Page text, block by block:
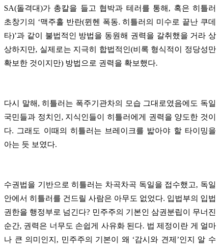
SA(돌격대)가 총칼을 들고 협박과 테러를 통해, 혹은 히틀러
초창기의 ‘맥주홀 반란(뮌헨 폭동. 히틀러의 미수로 끝난 쿠데
타)’과 같이 불법적인 방법을 동원해 권력을 갈취했을 거라 상
상하지만, 실제로는 지극히 합법적인(비록 형식적이 정당성만
확보한 것이지만) 방법으로 권력을 확보했다.
다시 말해, 히틀러는 폭주기관차의 모습 그대로였음에도 독일
국민들과 정치인, 지식인들이 히틀러에게 권력을 양도한 것이
다. 그래도 이때의 히틀러는 브레이크를 밟아야 할 타이밍을
아는 듯 보였다.
수권법을 기반으로 히틀러는 차곡차곡 독일을 접수했고, 독일
안에서 히틀러를 건드릴 사람은 아무도 없었다. 입법부의 입법
권한을 행정부로 넘긴다? 민주주의 기본인 삼권분립이 무너진
순간, 권력은 너무도 손쉽게 사유화 된다. 법 제정이란 게 얼마
나 큰 의미인지, 민주주의 기본이 왜 ‘감시와 견제’인지 알 수